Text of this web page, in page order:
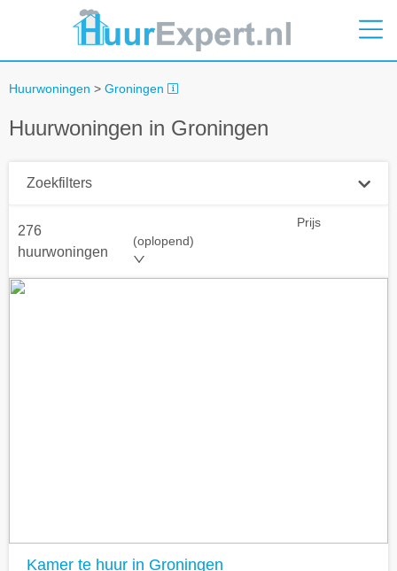
Huurwoningen > Groningen
Huurwoningen in Groningen
Zoekfilters
Plaatsnaam
+ 0 km
276
huurwoningen
Prijs
(oplopend)
Kamer te huur in Groningen